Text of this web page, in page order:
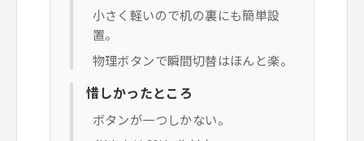
小さく軽いので机の裏にも簡単設
置。
物理ボタンで瞬間切替はほんと楽。
惜しかったところ
ボタンが一つしかない。